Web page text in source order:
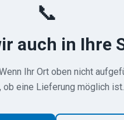
📞
auch in Ihre
Ihr Ort oben nicht
eine Lieferung möglich